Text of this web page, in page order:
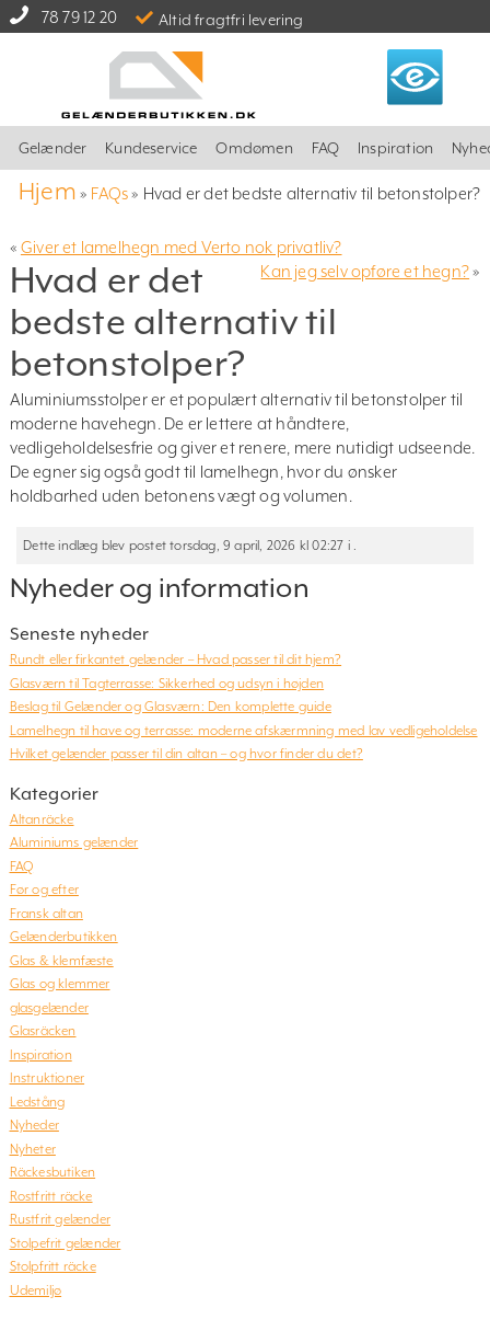
78 79 12 20 Altid fragtfri levering
Gelænder Kundeservice Omdømen FAQ Inspiration
Hjem » FAQs» Hvad er det bedste alternativ til betonstolper?
« Giver et lamelhegn med Verto nok privatliv?
Kan jeg selv opføre et hegn?»
Hvad er det
bedste alternativ til
betonstolper?
Aluminiumsstolper er et populært alternativ til betonstolper til
moderne havehegn. De er lettere at håndtere,
vedligeholdelsesfrie og giver et renere, mere nutidigt udseende.
De egner sig også godt til lamelhegn, hvor du ønsker
holdbarhed uden betonens vægt og volumen.
Dette indlæg blev postet torsdag, 9 april, 2026 kl 02:27 i .
Nyheder og information
Seneste nyheder
Rundt eller firkantet gelænder – Hvad passer til dit hjem?
Glasværn til Tagterrasse: Sikkerhed og udsyn i højden
Beslag til Gelænder og Glasværn: Den komplette guide
Lamelhegn til have og terrasse: moderne afskærmning med lav vedligeholdelse
Hvilket gelænder passer til din altan – og hvor finder du det?
Kategorier
Altanräcke
Aluminiums gelænder
FAQ
Før og efter
Fransk altan
Gelænderbutikken
Glas & klemfæste
Glas og klemmer
glasgelænder
Glasräcken
Inspiration
Instruktioner
Ledstång
Nyheder
Nyheter
Räckesbutiken
Rostfritt räcke
Rustfrit gelænder
Stolpefrit gelænder
Stolpfritt räcke
Udemiljø